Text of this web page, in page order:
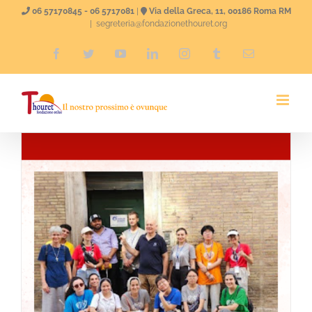
Salta
06 57170845 - 06 5717081|
Via della Greca, 11, 00186 Roma RM
segreteria@fondazionethouret.org
FacebookTwitterYouTubeLinkedInInstagramTumblrEmail